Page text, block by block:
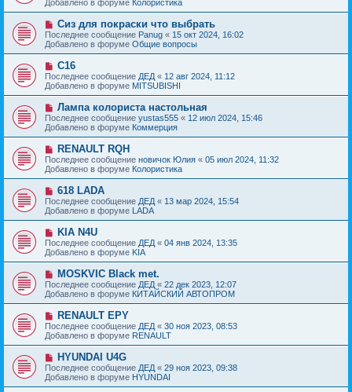
и
е
о
б
щ
е
н
и
е
о
с
о
о
б
щ
е
н
и
е
Добавлено в форуме Колористика
Н
о
в
о
с
о
о
б
щ
е
н
и
е
Сиз для покраски что выбрать
Последнее сообщение Panug « 15 окт 2024, 16:02
Добавлено в форуме Общие вопросы
Н
о
в
о
с
о
о
б
щ
е
н
и
е
C16
Последнее сообщение ДЕД « 12 авг 2024, 11:12
Добавлено в форуме MITSUBISHI
Н
о
в
о
е
с
о
о
б
щ
е
н
и
е
Лампа колориста настольная
Последнее сообщение yustas555 « 12 июл 2024, 15:46
Добавлено в форуме Коммерция
Н
о
в
о
с
о
о
б
щ
е
н
и
е
RENAULT RQH
Последнее сообщение новичок Юлия « 05 июл 2024, 11:32
Добавлено в форуме Колористика
Н
о
в
о
е
с
о
о
б
щ
е
н
и
е
618 LADA
Последнее сообщение ДЕД « 13 мар 2024, 15:54
Добавлено в форуме LADA
Н
о
в
о
е
с
о
о
б
щ
е
н
и
е
KIA N4U
Последнее сообщение ДЕД « 04 янв 2024, 13:35
Добавлено в форуме KIA
Н
о
в
о
е
с
о
о
б
щ
е
н
и
MOSKVIC Black met.
Последнее сообщение ДЕД « 22 дек 2023, 12:07
Добавлено в форуме КИТАЙСКИЙ АВТОПРОМ
Н
о
в
о
е
с
о
о
б
RENAULT EPY
Последнее сообщение ДЕД « 30 ноя 2023, 08:53
Добавлено в форуме RENAULT
Н
о
в
о
HYUNDAI U4G
Последнее сообщение ДЕД « 29 ноя 2023, 09:38
Добавлено в форуме HYUNDAI